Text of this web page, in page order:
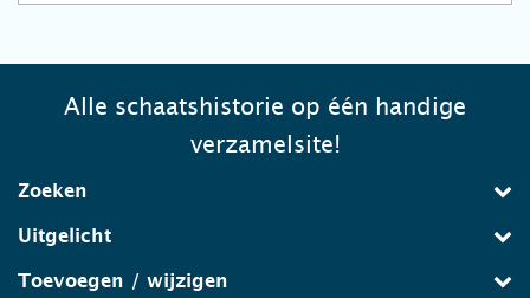
Alle schaatshistorie op één handige
verzamelsite!
Zoeken
Uitgelicht
Toevoegen / wijzigen